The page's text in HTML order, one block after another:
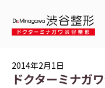
2014年2月1日
ドクターミナガ